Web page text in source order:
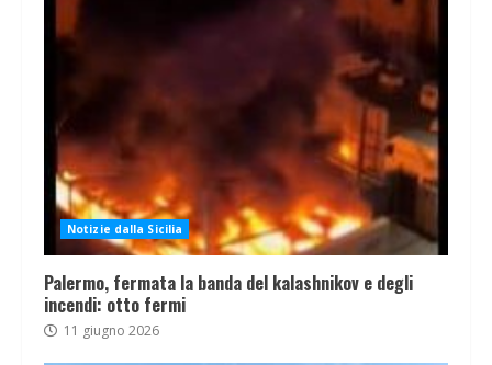
Notizie dalla Sicilia
Palermo, fermata la banda del kalashnikov e degli
incendi: otto fermi
11 giugno 2026